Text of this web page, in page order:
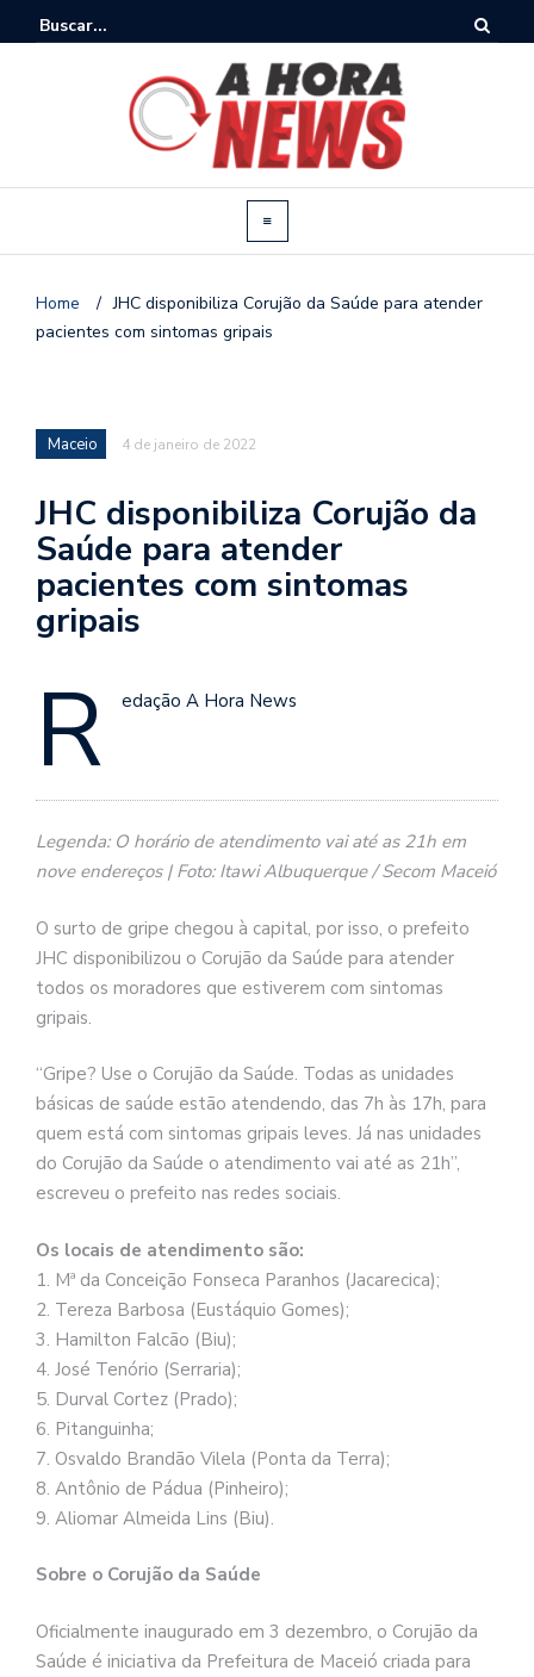
Home / JHC disponibiliza Corujão da Saúde para atender
pacientes com sintomas gripais
Maceio 4 de janeiro de 2022
JHC disponibiliza Corujão da
Saúde para atender
pacientes com sintomas
gripais
R edação A Hora News
Legenda: O horário de atendimento vai até as 21h em
nove endereços | Foto: Itawi Albuquerque / Secom Maceió
O surto de gripe chegou à capital, por isso, o prefeito
JHC disponibilizou o Corujão da Saúde para atender
todos os moradores que estiverem com sintomas
gripais.
“Gripe? Use o Corujão da Saúde. Todas as unidades
básicas de saúde estão atendendo, das 7h às 17h, para
quem está com sintomas gripais leves. Já nas unidades
do Corujão da Saúde o atendimento vai até as 21h”,
escreveu o prefeito nas redes sociais.
Os locais de atendimento são:
1. Mª da Conceição Fonseca Paranhos (Jacarecica);
2. Tereza Barbosa (Eustáquio Gomes);
3. Hamilton Falcão (Biu);
4. José Tenório (Serraria);
5. Durval Cortez (Prado);
6. Pitanguinha;
7. Osvaldo Brandão Vilela (Ponta da Terra);
8. Antônio de Pádua (Pinheiro);
9. Aliomar Almeida Lins (Biu).
Sobre o Corujão da Saúde
Oficialmente inaugurado em 3 dezembro, o Corujão da
Saúde é iniciativa da Prefeitura de Maceió criada para